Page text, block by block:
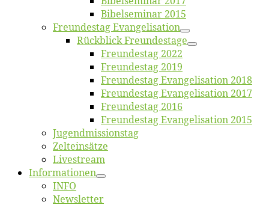
Bibelsemi­nar 2015
Freun­des­tag Evangelisation
Rück­blick Freundestage
Freun­des­tag 2022
Freun­des­tag 2019
Freun­des­tag Evan­ge­li­sa­ti­on 2018
Freun­des­tag Evan­ge­li­sa­ti­on 2017
Freun­des­tag 2016
Freun­des­tag Evan­ge­li­sa­ti­on 2015
Jugend­mis­sions­tag
Zelt­ein­sät­ze
Live­stream
Informatio­nen
INFO
News­let­ter